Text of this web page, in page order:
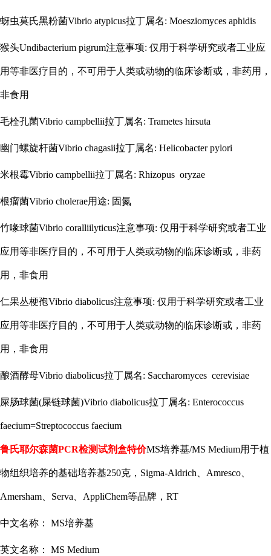
蚜虫莫氏黑粉菌Vibrio atypicus拉丁属名: Moesziomyces aphidis
猴头Undibacterium pigrum注意事项: 仅用于科学研究或者工业应
用等非医疗目的，不可用于人类或动物的临床诊断或，非药用，
非食用
毛栓孔菌Vibrio campbellii拉丁属名: Trametes hirsuta
幽门螺旋杆菌Vibrio chagasii拉丁属名: Helicobacter pylori
米根霉Vibrio campbellii拉丁属名: Rhizopus oryzae
根瘤菌Vibrio cholerae用途: 固氮
竹喙球菌Vibrio coralliilyticus注意事项: 仅用于科学研究或者工业
应用等非医疗目的，不可用于人类或动物的临床诊断或，非药
用，非食用
仁果丛梗孢Vibrio diabolicus注意事项: 仅用于科学研究或者工业
应用等非医疗目的，不可用于人类或动物的临床诊断或，非药
用，非食用
酿酒酵母Vibrio diabolicus拉丁属名: Saccharomyces cerevisiae
屎肠球菌(屎链球菌)Vibrio diabolicus拉丁属名: Enterococcus
faecium=Streptococcus faecium
鲁氏耶尔森菌PCR检测试剂盒特价MS培养基/MS Medium用于植
物组织培养的基础培养基250克，Sigma-Aldrich、Amresco、
Amersham、Serva、AppliChem等品牌，RT
中文名称： MS培养基
英文名称： MS Medium